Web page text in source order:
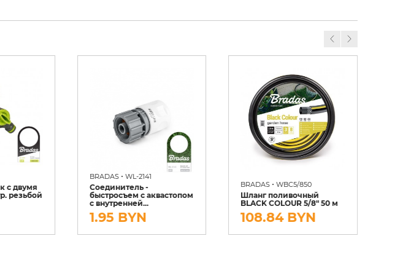
с двумя
резьбой
BRADAS •WL-2141
Соединитель -
быстросъем c аквастопом
с внутренней...
1.95 BYN
BRADAS •WBC5/850
Шланг поливочный
BLACK COLOUR 5/8" 50 м
108.84 BYN